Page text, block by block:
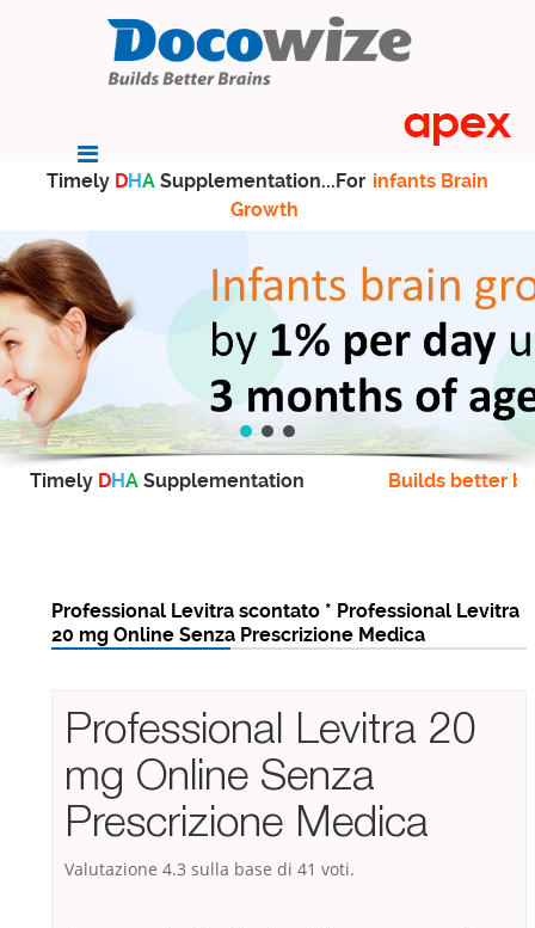
Timely DHA Supplementation...For infants Brain
Growth
Timely DHA Supplementation Builds better
Professional Levitra scontato * Professional Levitra
20 mg Online Senza Prescrizione Medica
Professional Levitra 20
mg Online Senza
Prescrizione Medica
Valutazione 4.3 sulla base di 41 voti.